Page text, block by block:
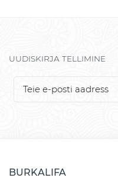
UUDISKIRJA TELLIMINE
BURKALIFA